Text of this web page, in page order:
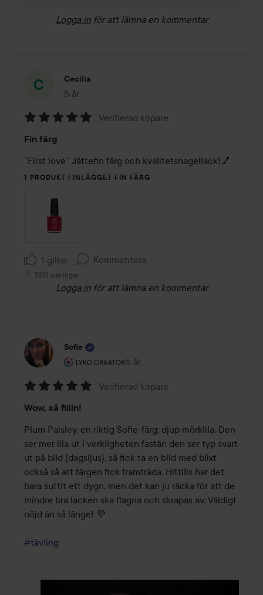
Logga in för att lämna en kommentar
Cecilia
5 år
Inlägget skapades 5 år
5
av
5
Verifierad köpare
Fin färg
”First love” Jättefin färg och kvalitetsnagellack!💅
1 PRODUKT I INLÄGGET FIN FÄRG
1 gillar Kommentera
5813 visningar
Logga in för att lämna en kommentar
Sofie
LYKO CREATOR
Användarens roll: Lyko Creator.
5 år
Inlägget skapades 5 år
5
av
5
Verifierad köpare
Wow, så fiiiin!
Plum Paisley, en riktig Sofie-färg; djup mörklila. Den
ser mer lila ut i verkligheten fastän den ser typ svart
ut på bild (dagsljus), så fick ta en bild med blixt
också så att färgen fick framträda. Hittills har det
bara suttit ett dygn, men det kan ju räcka för att de
mindre bra lacken ska flagna och skrapas av. Väldigt
nöjd än så länge! 💜
#tävling